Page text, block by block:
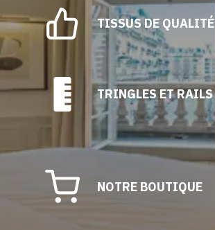
TISSUS DE QUALITÉ
TRINGLES ET RAILS
NOTRE BOUTIQUE